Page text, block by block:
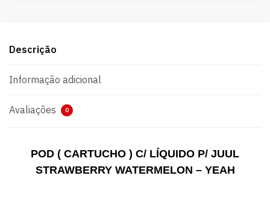
Descrição
Informação adicional
Avaliações 0
POD ( CARTUCHO ) C/ LÍQUIDO P/ JUUL
STRAWBERRY WATERMELON – YEAH